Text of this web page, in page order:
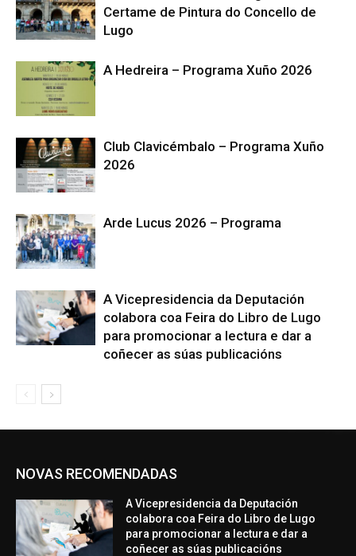
Certame de Pintura do Concello de
Lugo
A Hedreira – Programa Xuño 2026
Club Clavicémbalo – Programa Xuño
2026
Arde Lucus 2026 – Programa
A Vicepresidencia da Deputación
colabora coa Feira do Libro de Lugo
para promocionar a lectura e dar a
coñecer as súas publicacións
NOVAS RECOMENDADAS
A Vicepresidencia da Deputación
colabora coa Feira do Libro de Lugo
para promocionar a lectura e dar a
coñecer as súas publicacións